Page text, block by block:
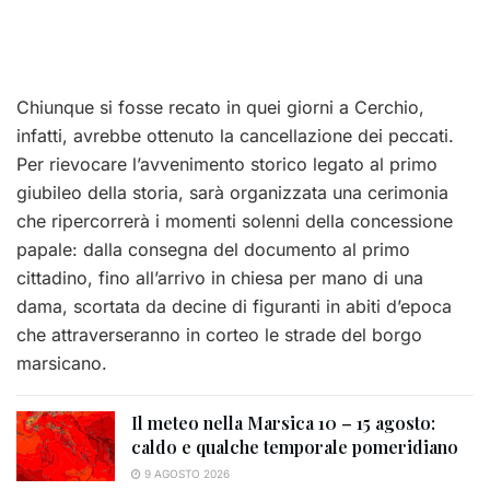
Chiunque si fosse recato in quei giorni a Cerchio,
infatti, avrebbe ottenuto la cancellazione dei peccati.
Per rievocare l’avvenimento storico legato al primo
giubileo della storia, sarà organizzata una cerimonia
che ripercorrerà i momenti solenni della concessione
papale: dalla consegna del documento al primo
cittadino, fino all’arrivo in chiesa per mano di una
dama, scortata da decine di figuranti in abiti d’epoca
che attraverseranno in corteo le strade del borgo
marsicano.
Il meteo nella Marsica 10 – 15 agosto:
caldo e qualche temporale pomeridiano
9 AGOSTO 2026